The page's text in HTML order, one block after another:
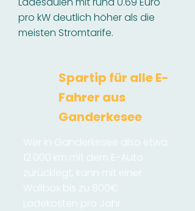
pro kW deutlich höher als die
meisten Stromtarife.
Spartip für alle E-
Fahrer aus
Ganderkesee
Wer in Ganderkesee also etwa
12.000 km mit dem E-Auto
zurücklegt, kann mit einer
Wallbox bis zu 800€
Ladekosten pro Jahr